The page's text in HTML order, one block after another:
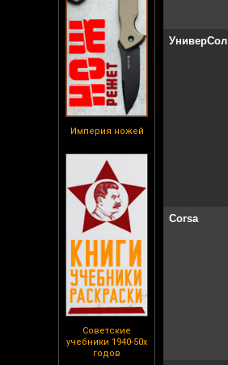
Империя ножей
Советские
учебники 1940-50х
годов
УниверСол
Corsa